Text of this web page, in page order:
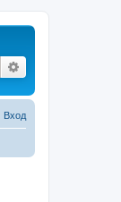
Поиск
Вход